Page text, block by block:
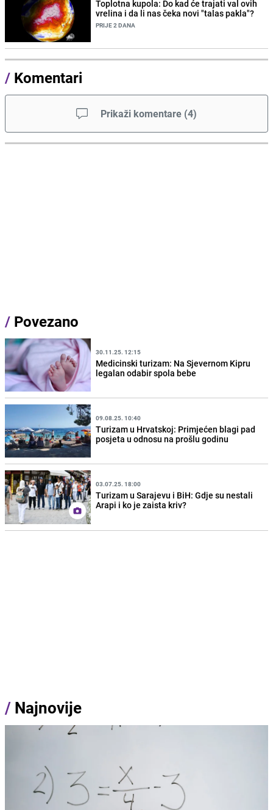
Toplotna kupola: Do kad će trajati val ovih
vrelina i da li nas čeka novi "talas pakla"?
PRIJE 2 DANA
/ Komentari
Prikaži komentare (4)
/ Povezano
30.11.25. 12:15
Medicinski turizam: Na Sjevernom Kipru
legalan odabir spola bebe
09.08.25. 10:40
Turizam u Hrvatskoj: Primjećen blagi pad
posjeta u odnosu na prošlu godinu
03.07.25. 18:00
Turizam u Sarajevu i BiH: Gdje su nestali
Arapi i ko je zaista kriv?
/ Najnovije